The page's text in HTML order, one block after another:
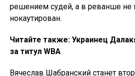
решением судей, а в реванше не
нокаутирован.
Читайте также: Украинец
за титул WBA
Вячеслав Шабранский станет